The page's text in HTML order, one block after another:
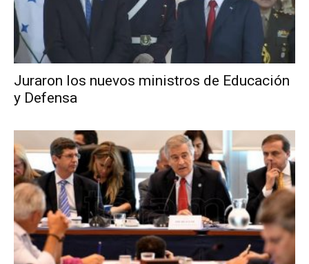
Juraron los nuevos ministros de Educación
y Defensa